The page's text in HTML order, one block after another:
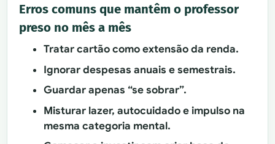
Erros comuns que mantêm o professor
preso no mês a mês
Tratar cartão como extensão da renda.
Ignorar despesas anuais e semestrais.
Guardar apenas “se sobrar”.
Misturar lazer, autocuidado e impulso na
mesma categoria mental.